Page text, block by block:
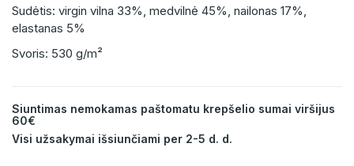
Sudėtis: virgin vilna 33%, medvilnė 45%, nailonas 17%,
elastanas 5%
Svoris: 530 g/m²
Siuntimas nemokamas paštomatu krepšelio sumai viršijus
60€
Visi užsakymai išsiunčiami per 2-5 d. d.